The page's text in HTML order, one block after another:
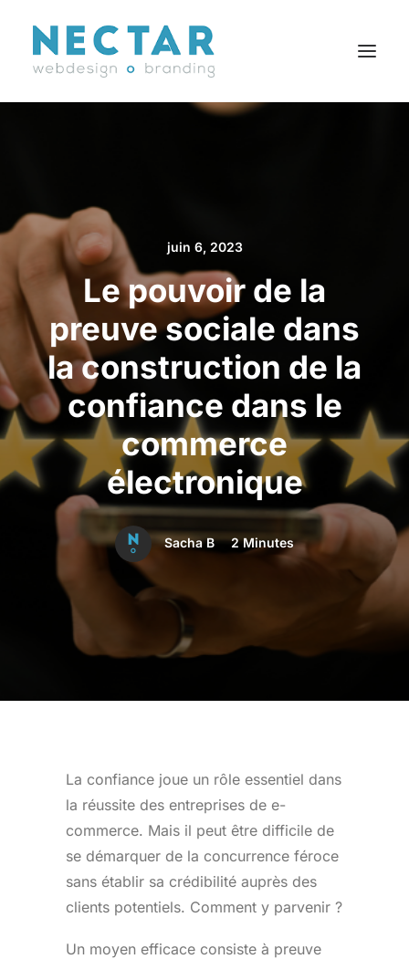
BLOGUE
CARRIÈRES
AGENCE
CONTACT
EN
Search
juin 6, 2023
Le pouvoir de la
preuve sociale dans
la construction de la
confiance dans le
commerce
électronique
Sacha B 2 Minutes
La confiance joue un rôle essentiel dans
la réussite des entreprises de e-
commerce. Mais il peut être difficile de
se démarquer de la concurrence féroce
sans établir sa crédibilité auprès des
clients potentiels. Comment y parvenir ?
Un moyen efficace consiste à preuve